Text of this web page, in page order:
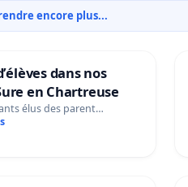
encore plus...
dans nos
en Chartreuse
élus des parent…